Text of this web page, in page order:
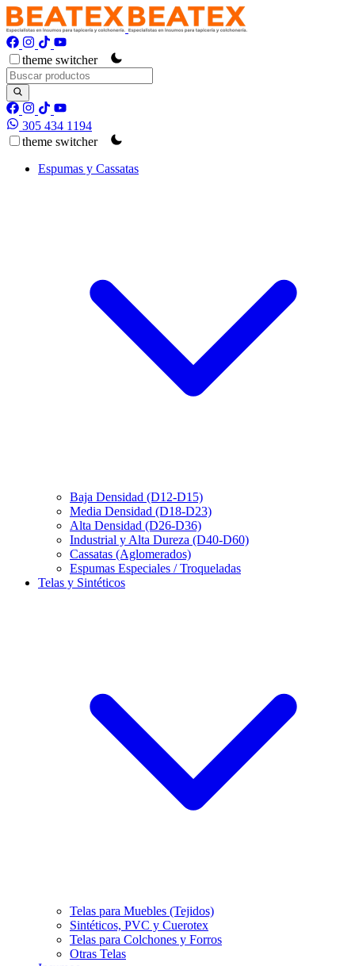
theme switcher
305 434 1194
theme switcher
Espumas y Cassatas
Baja Densidad (D12-D15)
Media Densidad (D18-D23)
Alta Densidad (D26-D36)
Industrial y Alta Dureza (D40-D60)
Cassatas (Aglomerados)
Espumas Especiales / Troqueladas
Telas y Sintéticos
Telas para Muebles (Tejidos)
Sintéticos, PVC y Cuerotex
Telas para Colchones y Forros
Otras Telas